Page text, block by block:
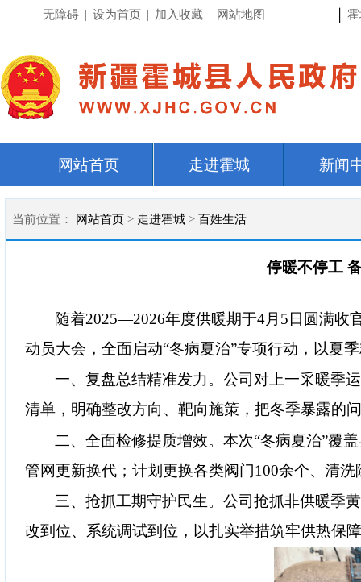
无障碍 | 设为首页 | 加入收藏 | 网站地图
网站首页 走进霍城 新闻
当前位置： 网站首页 > 走进霍城 > 百姓生活
停暖不停工
随着2025—2026年度供暖期于4月 5日圆满收
动员大会，全面启动“冬病夏治”专项行动，以夏
一、复盘总结精准发力。公司对上一采暖季
清单，明确整改方向、靶向施策，把冬季暴露的
二、全面检修提质增效。本次“冬病夏治”覆
管网更新换代；计划更换各类阀门100余个、清洗
三、抢抓工期守护民生。公司抢抓非供暖季
改到位、系统调试到位，以扎实举措筑牢供热保